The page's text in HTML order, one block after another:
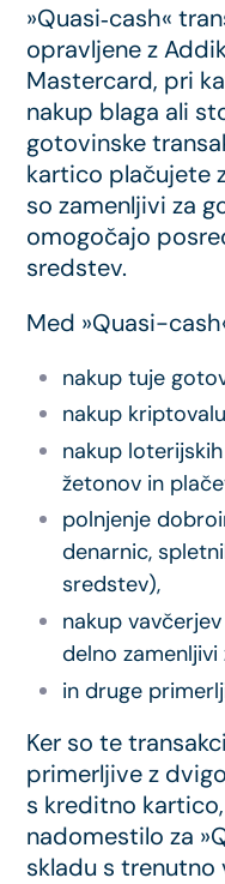
»Quasi‑cash«
opravljene z
Mastercard, pri
nakup blaga ali
gotovinske
kartico plačujete
so zamenljivi za
omogočajo
sredstev.
Med »Quasi-
nakup tuje
nakup
nakup
žetonov in
polnjenje
denarnic,
sredstev),
nakup
delno
in druge
Ker so te
primerljive z
s kreditno
nadomestilo za
skladu s trenutno